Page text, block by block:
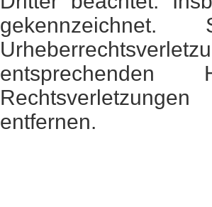
entfernen.